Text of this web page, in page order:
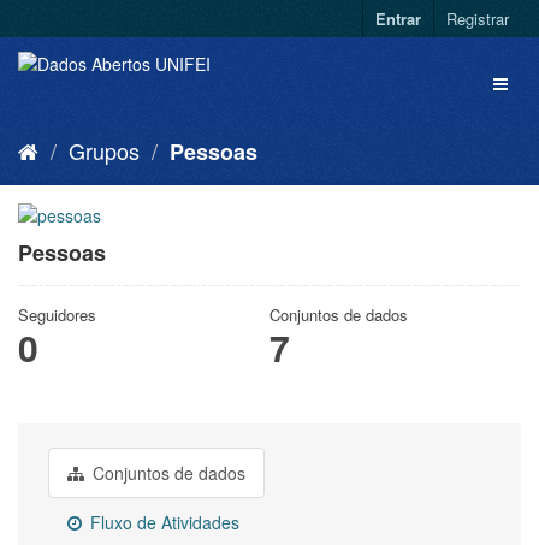
Entrar Registrar
Grupos Pessoas
Pessoas
Seguidores
0
Conjuntos de dados
7
Conjuntos de dados
Fluxo de Atividades